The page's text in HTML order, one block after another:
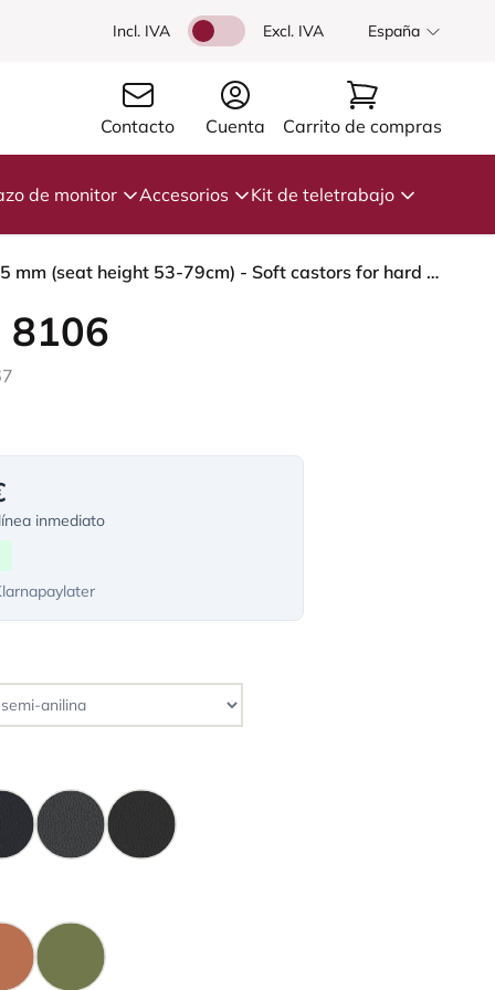
Incl. IVA Excl. IVA España
Contacto Cuenta Carrito de compras
de monitor Accesorios Kit de teletrabajo
HÅG Capisco 8106 - Paloma Soft (Wollsdorf) - Cuero semi-anilina - PL05429 Cognac - White - 265 mm (seat height 53-79cm) - Soft castors for hard floors
8106
inmediato